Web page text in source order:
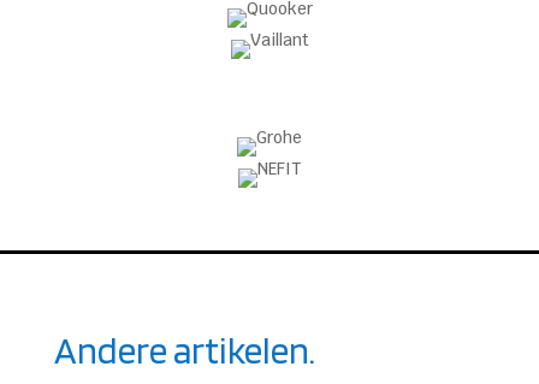
Andere artikelen.